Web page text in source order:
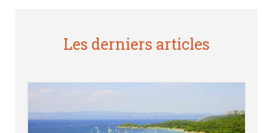
Les derniers articles